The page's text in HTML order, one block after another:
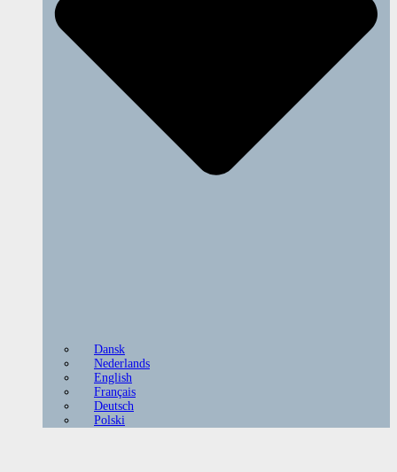
Dansk
Nederlands
English
Français
Deutsch
Polski